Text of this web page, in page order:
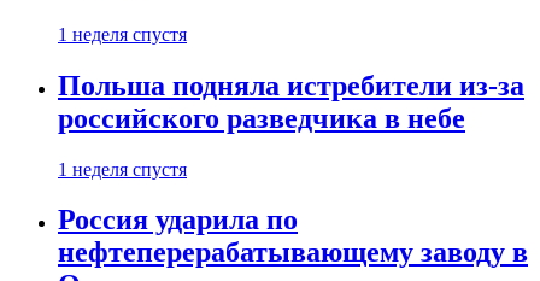
1 неделя спустя
Польша подняла истребители из-за
российского разведчика в небе
1 неделя спустя
Россия ударила по
нефтеперерабатывающему заводу в